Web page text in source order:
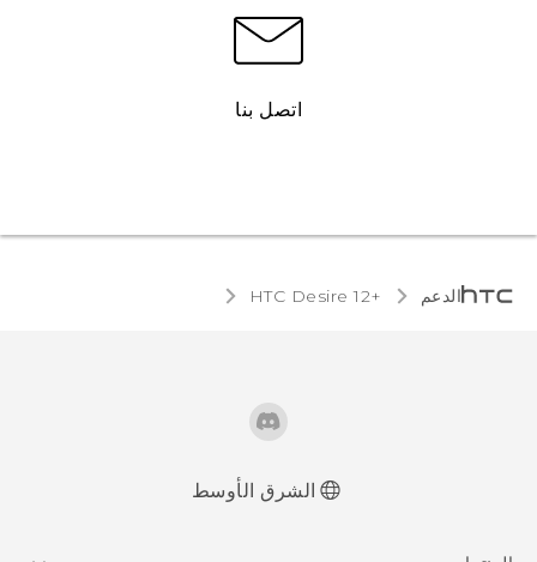
اتصل بنا
الدعم HTC Desire 12+‎
الشرق الأوسط